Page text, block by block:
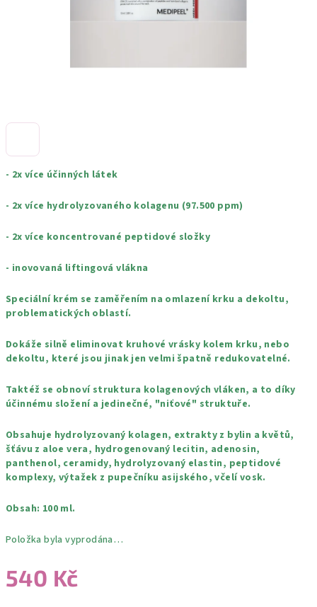
- 2x více účinných látek
- 2x více hydrolyzovaného kolagenu (97.500 ppm)
- 2x více koncentrované peptidové složky
- inovovaná liftingová vlákna
Speciální krém se zaměřením na omlazení krku a dekoltu,
problematických oblastí.
Dokáže silně eliminovat kruhové vrásky kolem krku, nebo
dekoltu, které jsou jinak jen velmi špatně redukovatelné.
Taktéž se obnoví struktura kolagenových vláken, a to díky
účinnému složení a jedinečné, "niťové" struktuře.
Obsahuje hydrolyzovaný kolagen, extrakty z bylin a květů,
šťávu z aloe vera, hydrogenovaný lecitin, adenosin,
panthenol, ceramidy, hydrolyzovaný elastin, peptidové
komplexy, výtažek z pupečníku asijského, včelí vosk.
Obsah: 100 ml.
Položka byla vyprodána…
540 Kč